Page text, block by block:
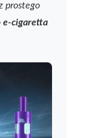
prostego
e-cigaretta